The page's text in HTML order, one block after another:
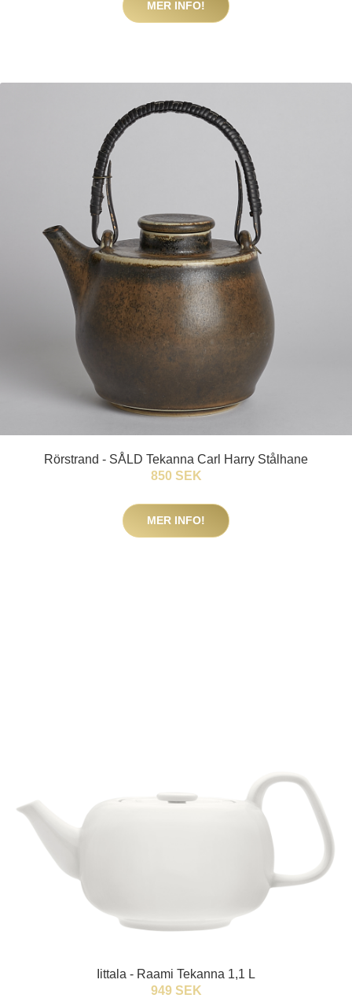
MER INFO!
Rörstrand - SÅLD Tekanna Carl Harry Stålhane
850 SEK
MER INFO!
Iittala - Raami Tekanna 1,1 L
949 SEK